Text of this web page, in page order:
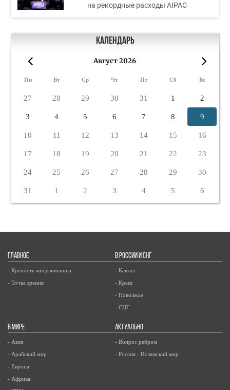
на рекордные расходы AIPAC
Календарь
Август 2026
Пн Вт Ср Чт Пт Сб Вс
27 28 29 30 31 1 2
3 4 5 6 7 8 9
10 11 12 13 14 15 16
17 18 19 20 21 22 23
24 25 26 27 28 29 30
31 1 2 3 4 5 6
ГЛАВНОЕ
- Крепость мусульманина
- Точка зрения
В РОССИИ И СНГ
- Кавказ
- Крым
- Поволжье
- СНГ
В МИРЕ
- Азия
- Арабский мир
- Европа
- Африка
АКТУАЛЬНО
- Вопрос ребром
- Россия - Исламский мир